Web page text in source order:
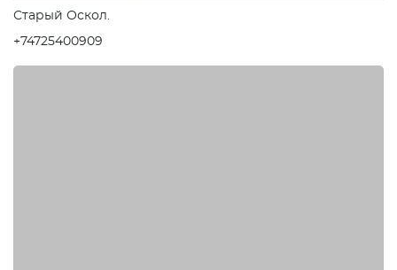
Старый Оскол.
+74725400909